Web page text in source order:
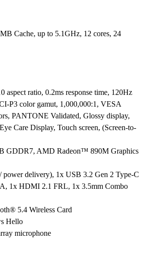
Cache, up to 5.1GHz, 12 cores, 24
ratio, 0.2ms response time, 120Hz
P3 color gamut, 1,000,000:1, VESA
PANTONE Validated, Glossy display,
Care Display, Touch screen, (Screen-to-
GDDR7, AMD Radeon™ 890M Graphics
delivery), 1x USB 3.2 Gen 2 Type-C
1x HDMI 2.1 FRL, 1x 3.5mm Combo
5.4 Wireless Card
Hello
microphone